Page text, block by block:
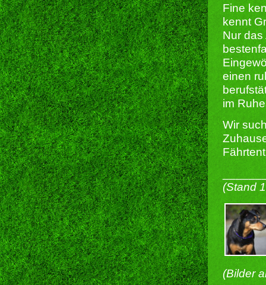
Fine
kennt
Nur
einen
im
Wir
(Stand
(Bilder